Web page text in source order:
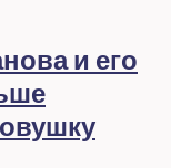
и его